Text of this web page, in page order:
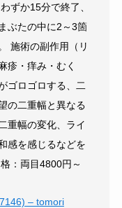
ずか15分で終了、
ぶたの中に2～3箇
施術の副作用（リ
疹・痒み・むく
ゴロゴロする、二
の二重幅と異なる
重幅の変化、ライ
感を感じるなどを
：両目4800円～
– tomori